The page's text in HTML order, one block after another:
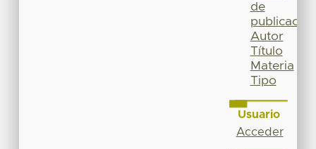
de
publicación
Autor
Título
Materia
Tipo
Usuario
Acceder